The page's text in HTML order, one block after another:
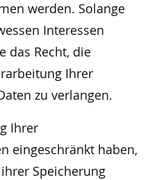
werden. Solange
Interessen
das Recht, die
Ihrer
zu verlangen.
Ihrer
eingeschränkt haben,
Speicherung